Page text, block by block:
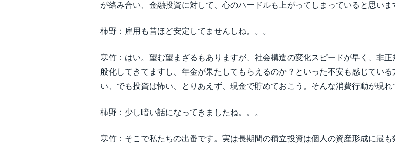
が絡み合い、金融投資に対して、心のハードルも上がってしまっていると思いま
柿野：雇用も昔ほど安定してませんしね。。。
寒竹：はい。望む望まざるもありますが、社会構造の変化スピードが早く、非
般化してきてますし、年金が果たしてもらえるのか？といった不安も感じてい
い、でも投資は怖い、とりあえず、現金で貯めておこう。そんな消費行動が現れ
柿野：少し暗い話になってきましたね。。。
寒竹：そこで私たちの出番です。実は長期間の積立投資は個人の資産形成に最